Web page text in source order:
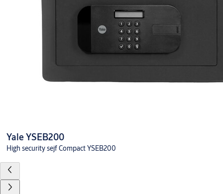
Yale YSEB200
High security sejf Compact YSEB200